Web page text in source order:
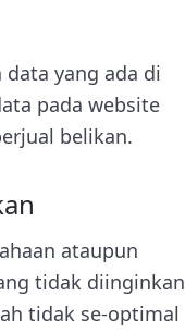
yang ada di
pada website
belikan.
ataupun
tidak diinginkan
tidak se-optimal